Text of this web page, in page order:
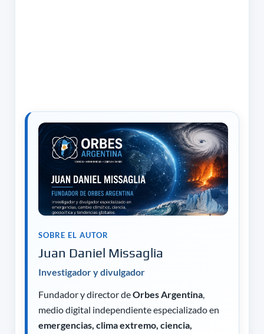
SOBRE EL AUTOR
Juan Daniel Missaglia
Investigador y divulgador
Fundador y director deOrbes Argentina,
medio digital independiente especializado en
emergencias, clima extremo, ciencia,